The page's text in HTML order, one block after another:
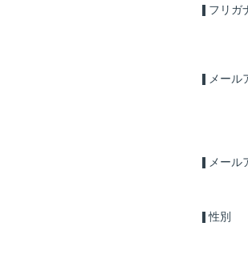
フリガ
メール
メール
性別